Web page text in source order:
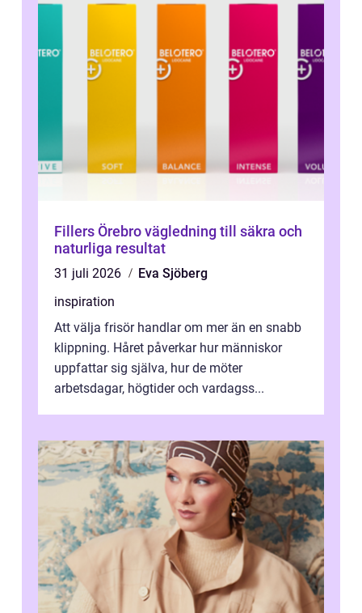
Fillers Örebro vägledning till säkra och
naturliga resultat
31 juli 2026
Eva Sjöberg
inspiration
Att välja frisör handlar om mer än en snabb
klippning. Håret påverkar hur människor
uppfattar sig själva, hur de möter
arbetsdagar, högtider och vardagss...